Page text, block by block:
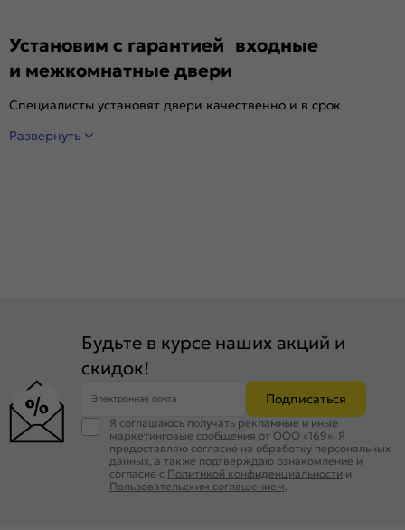
Установим с гарантией входные
и межкомнатные двери
Специалисты установят двери качественно и в срок
Развернуть
Будьте в курсе наших акций и
скидок!
Электронная почта Подписаться
Я соглашаюсь получать рекламные и иные
маркетинговые сообщения от ООО «169». Я
предоставляю согласие на обработку персональных
данных, а также подтверждаю ознакомление и
согласие с Политикой конфиденциальности и
Пользовательским соглашением